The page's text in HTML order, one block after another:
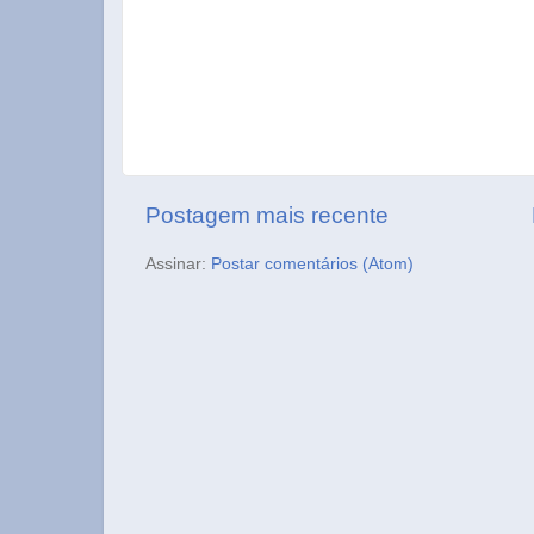
Postagem mais recente
Assinar: Postar comentários (Atom)